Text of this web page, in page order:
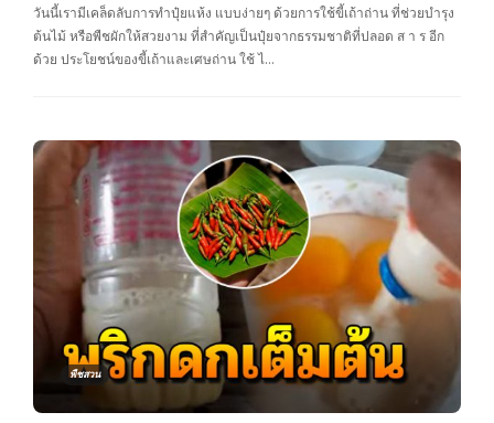
วันนี้เรามีเคล็ดลับการทำปุ๋ยแห้ง แบบง่ายๆ ด้วยการใช้ขี้เถ้าถ่าน ที่ช่วยบำรุง
ต้นไม้ หรือพืชผักให้สวยงาม ที่สำคัญเป็นปุ๋ยจากธรรมชาติที่ปลอด ส า ร อีก
ด้วย ประโยชน์ของขี้เถ้าและเศษถ่าน ใช้ ไ…
พืชสวน